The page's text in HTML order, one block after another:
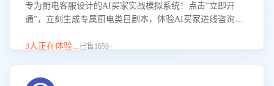
专为厨电客服设计的AI买家实战模拟系统！点击“立即开
通”，立刻生成专属厨电类目剧本，体验AI买家进线咨询真
实场景应对技巧！
3人正在体验...已售1659+